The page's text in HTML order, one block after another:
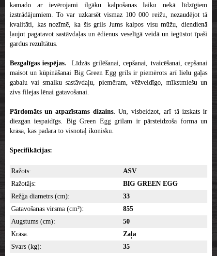
kamado ar ievērojami ilgāku kalpošanas laiku nekā līdzīgiem
izstrādājumiem. To var uzkarsēt vismaz 100 000 reižu, nezaudējot tā
kvalitāti, kas nozīmē, ka šis grils Jums kalpos visu mūžu, diendienā
ļaujot pagatavot sastāvdaļas un ēdienus veselīgā veidā un iegūstot īpaši
gardus rezultātus.
Bezgalīgas iespējas.
Līdzās grilēšanai, cepšanai, tvaicēšanai, cepšanai
maisot un kūpināšanai Big Green Egg grils ir piemērots arī lielu gaļas
gabalu vai smalku sastāvdaļu, piemēram, vēžveidīgo, mīkstmiešu un
zivs filejas lēnai gatavošanai.
Pārdomāts un atpazīstams dizains. Un, visbeidzot, arī tā izskats ir
diezgan iespaidīgs. Big Green Egg grilam ir pārsteidzoša forma un
krāsa, kas padara to visnotaļ ikonisku.
Specifikācijas:
Ražots:
ASV
Ražotājs:
BIG GREEN EGG
Režģa diametrs (cm):
33
Gatavošanas virsma (cm²):
855
Augstums (cm):
50
Krāsa:
Zaļa
Svars (kg):
35